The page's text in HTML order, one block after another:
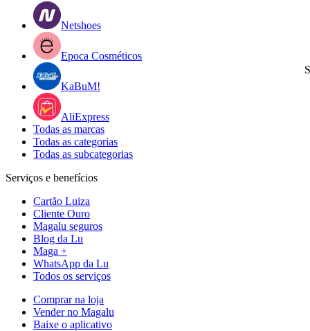
Netshoes
Epoca Cosméticos
KaBuM!
AliExpress
Todas as marcas
Todas as categorias
Todas as subcategorias
Serviços e benefícios
Cartão Luiza
Cliente Ouro
Magalu seguros
Blog da Lu
Maga +
WhatsApp da Lu
Todos os serviços
Comprar na loja
Vender no Magalu
Baixe o aplicativo